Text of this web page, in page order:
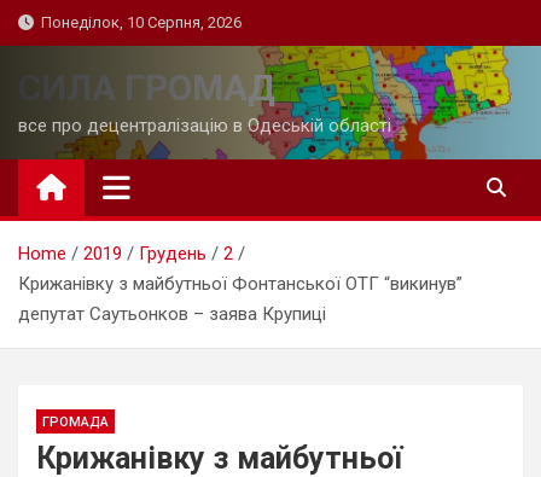
Skip
to
Понеділок, 10 Серпня, 2026
СИЛА ГРОМАД
все про децентралізацію в Одеській області
Home 2019 Грудень
2
Крижанівку з майбутньої Фонтанської ОТГ “викинув”
депутат Саутьонков – заява Крупиці
ГРОМАДА
Крижанівку з майбутньої